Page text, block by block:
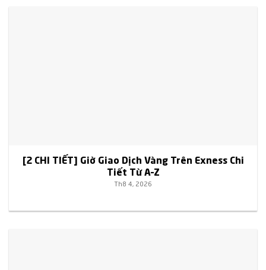
[2 CHI TIẾT] Giờ Giao Dịch Vàng Trên Exness Chi
Tiết Từ A–Z
Th8 4, 2026